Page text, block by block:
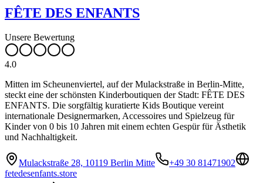
FÊTE DES ENFANTS
Unsere Bewertung
4.0
Mitten im Scheunenviertel, auf der Mulackstraße in Berlin-Mitte,
steckt eine der schönsten Kinderboutiquen der Stadt: FÊTE DES
ENFANTS. Die sorgfältig kuratierte Kids Boutique vereint
internationale Designermarken, Accessoires und Spielzeug für
Kinder von 0 bis 10 Jahren mit einem echten Gespür für Ästhetik
und Nachhaltigkeit.
Mulackstraße 28, 10119 Berlin Mitte
+49 30 81471902
fetedesenfants.store